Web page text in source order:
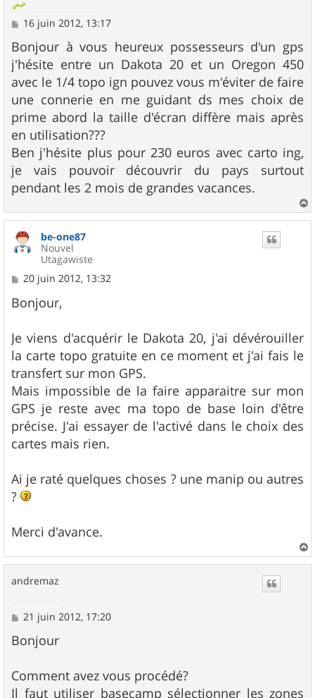
M
s
s
a
g
e
16 juin 2012, 13:17
Bonjour à vous heureux possesseurs d'un gps
j'hésite entre un Dakota 20 et un Oregon 450
avec le 1/4 topo ign pouvez vous m'éviter de faire
une connerie en me guidant ds mes choix de
prime abord la taille d'écran diffère mais après
en utilisation???
Ben j'hésite plus pour 230 euros avec carto ing,
je vais pouvoir découvrir du pays surtout
pendant les 2 mois de grandes vacances.
a
be-one87
Nouvel
Utagawiste
M
s
s
g
e
20 juin 2012, 13:32
Bonjour,
Je viens d'acquérir le Dakota 20, j'ai dévérouiller
la carte topo gratuite en ce moment et j'ai fais le
transfert sur mon GPS.
Mais impossible de la faire apparaitre sur mon
GPS je reste avec ma topo de base loin d'être
précise. J'ai essayer de l'activé dans le choix des
cartes mais rien.
Ai je raté quelques choses ? une manip ou autres
?
Merci d'avance.
a
andremaz
M
s
s
g
e
21 juin 2012, 17:20
Bonjour
Comment avez vous procédé?
Il faut utiliser basecamp sélectionner les zones